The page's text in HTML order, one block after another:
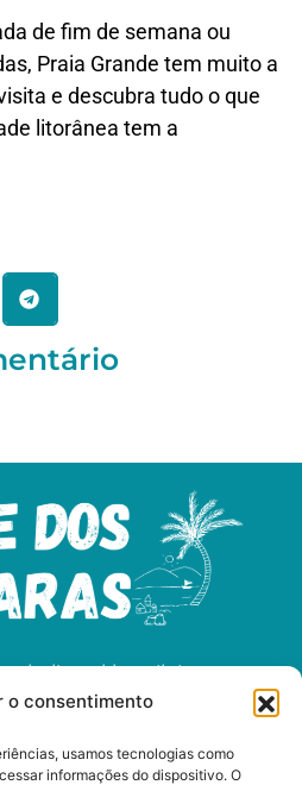
o consentimento
usamos tecnologias como
informações do dispositivo. O
de fim de semana ou
Praia Grande tem muito a
e descubra tudo o que
litorânea tem a
litoral brasileiro e
as maravilhas das
e gastronomia.